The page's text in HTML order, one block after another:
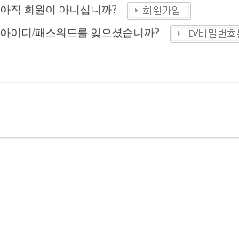
아직 회원이 아니십니까?
아이디/패스워드를 잊으셨습니까?